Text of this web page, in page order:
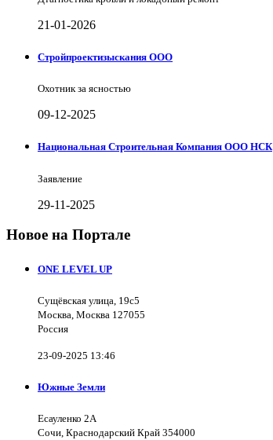
21-01-2026
Стройпроектизыскания ООО
Охотник за ясностью
09-12-2025
Национальная Строительная Компания ООО НСК
Заявление
29-11-2025
Новое на Портале
ONE LEVEL UP
Сущёвская улица, 19с5
Москва, Москва 127055
Россия
23-09-2025 13:46
Южные Земли
Есауленко 2А
Сочи, Краснодарский Край 354000